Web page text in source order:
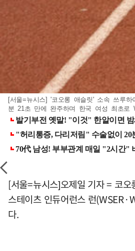
[서울=뉴시스] '코오롱 애슬릿' 소속 쓰루
분 21초 만에 완주하며 한국 여성 최초로
[서울=뉴시스]오제일 기자 = 코
스테이츠 인듀어런스 런
다.